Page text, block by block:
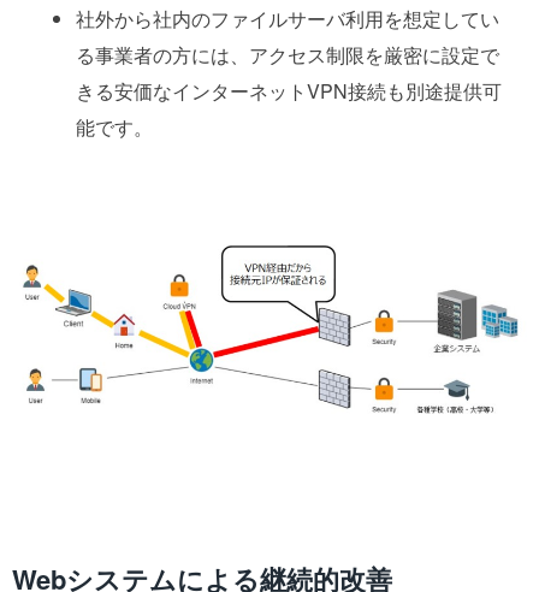
社外から社内のファイルサーバ利用を想定してい
る事業者の方には、アクセス制限を厳密に設定で
きる安価なインターネットVPN接続も別途提供可
能です。
Webシステムによる継続的改善